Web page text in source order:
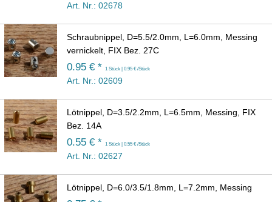
Art. Nr.: 02678
Schraubnippel, D=5.5/2.0mm, L=6.0mm, Messing
vernickelt, FIX Bez. 27C
0.95 € * 1 Stück | 0.95 € /Stück
Art. Nr.: 02609
Lötnippel, D=3.5/2.2mm, L=6.5mm, Messing, FIX
Bez. 14A
0.55 € * 1 Stück | 0.55 € /Stück
Art. Nr.: 02627
Lötnippel, D=6.0/3.5/1.8mm, L=7.2mm, Messing